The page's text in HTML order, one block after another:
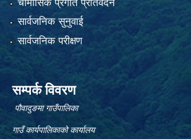
चौमासिक प्रगति प्रतिवेदन
सार्वजनिक सुनुवाई
सार्वजनिक परीक्षण
सम्पर्क विवरण
पौवादुङमा गाउँपालिका
गाउँ कार्यपालिकाको कार्यालय